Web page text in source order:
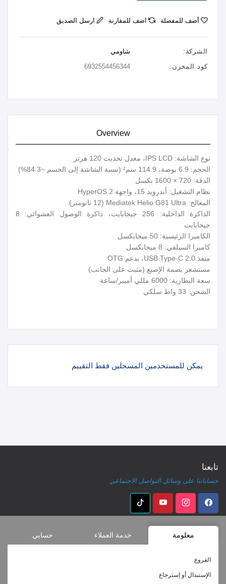
أضف للمفضلة اضف للمقارنة ارسل الصديق
الشركة:
شاومي
كود المخزن:
6932554456344
Overview
نوع الشاشة: IPS LCD، معدل تحديث 120 هرتز
الحجم: 6.9 بوصة، 114.9 سم² (نسبة الشاشة إلى الجسم ~84.3%)
الدقة: 720 × 1600 بكسل
نظام التشغيل: أندرويد 15، واجهة HyperOS 2
المعالج: Mediatek Helio G81 Ultra (12 نانومتر)
الذاكرة الداخلية: 256 جيجابايت، ذاكرة الوصول العشوائي: 8
جيجابايت
الكاميرا الرئيسية: 50 ميجابكسل
كاميرا السيلفي: 8 ميجابكسل
منفذ USB Type-C 2.0، يدعم OTG
مستشعر بصمة الإصبع (مثبت على الجانب)
سعة البطارية: 6000 مللي أمبير/ساعة
الشحن: 33 واط سلكي
يمكن للمستخدمين المسجلين فقط التقييم
تابعنا
حساباتنا على وسائل التواصل الاجتماعي
معلومة خدمة العملاء حسابي
الفروع
الإستبدال أو إسترجاع